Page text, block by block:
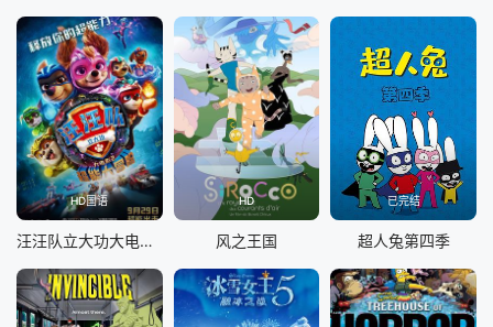
HD国语
汪汪队立大功大电影2：超能大冒险
HD
风之王国
已完结
超人兔第四季